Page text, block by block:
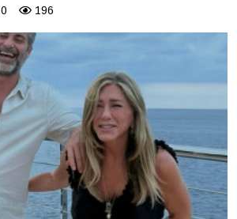
0 196